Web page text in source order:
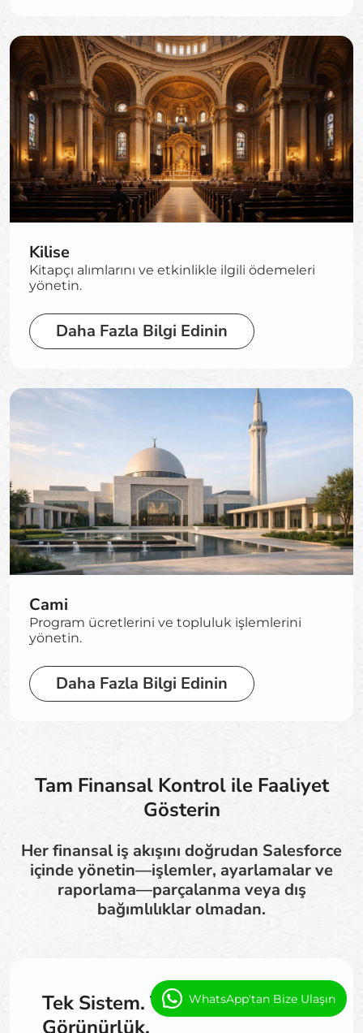
Kilise
Kitapçı alımlarını ve etkinlikle ilgili ödemeleri
yönetin.
Daha Fazla Bilgi Edinin
Cami
Program ücretlerini ve topluluk işlemlerini
yönetin.
Daha Fazla Bilgi Edinin
Tam Finansal Kontrol ile Faaliyet
Gösterin
Her finansal iş akışını doğrudan Salesforce
içinde yönetin—işlemler, ayarlamalar ve
raporlama—parçalanma veya dış
bağımlılıklar olmadan.
Tek Sistem. Tam Finansal
Görünürlük.
WhatsApp'tan Bize Ulaşın